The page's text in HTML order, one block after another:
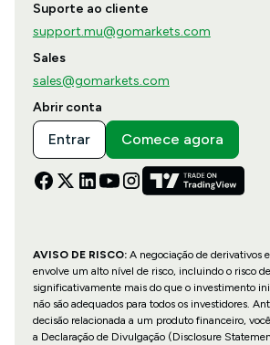
Suporte ao cliente
support.mu@gomarkets.com
Sales
sales@gomarkets.com
Abrir conta
Entrar Comece agora
AVISO DE RISCO:A negociação de derivativos
envolve um alto nível de risco, incluindo o risco
significativamente mais do que o investimento
não são adequados para todos os investidores.
decisão relacionada a um produto financeiro,
a Declaração de Divulgação (Disclosure